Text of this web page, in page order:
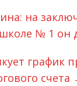
на
№ 1 он
график
счета